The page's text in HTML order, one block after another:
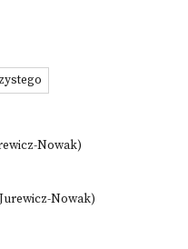
Nowak)
Nowak)